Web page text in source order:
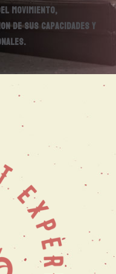
movimiento,
de sus capacidades y